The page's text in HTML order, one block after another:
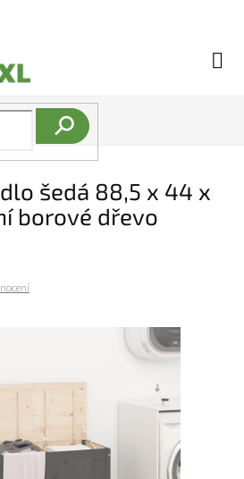
šedá 88,5 x 44 x
borové dřevo
je 0,0 z 5 hvězdiček.